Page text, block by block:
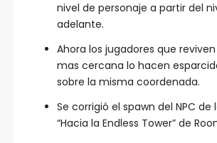
nivel de personaje a partir del
adelante.
Ahora los jugadores que
mas cercana lo hacen
sobre la misma coordenada.
Se corrigió el spawn del NPC de
“Hacia la Endless Tower” de